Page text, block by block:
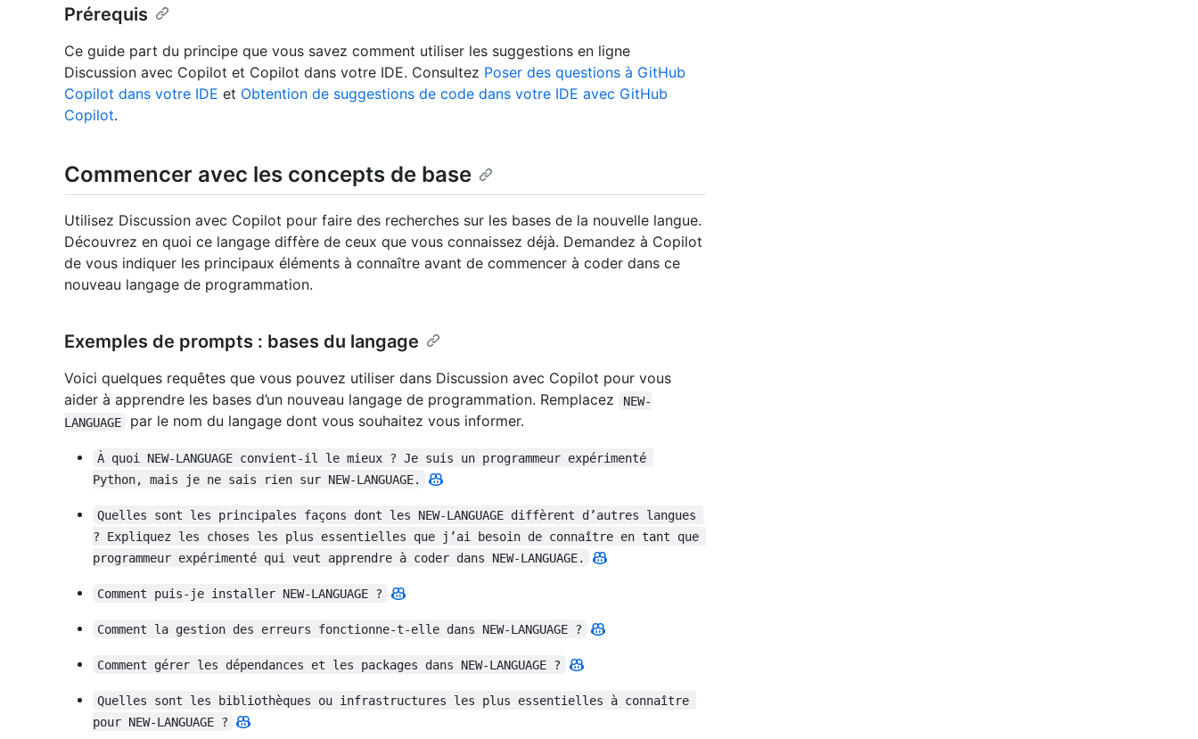
Prérequis
Ce guide part du principe que vous savez comment utiliser les suggestions en ligne
Discussion avec Copilot et Copilot dans votre IDE. Consultez Poser des questions à GitHub
Copilot dans votre IDE et Obtention de suggestions de code dans votre IDE avec GitHub
Copilot.
Commencer avec les concepts de base
Utilisez Discussion avec Copilot pour faire des recherches sur les bases de la nouvelle langue.
Découvrez en quoi ce langage diffère de ceux que vous connaissez déjà. Demandez à Copilot
de vous indiquer les principaux éléments à connaître avant de commencer à coder dans ce
nouveau langage de programmation.
Exemples de prompts : bases du langage
Voici quelques requêtes que vous pouvez utiliser dans Discussion avec Copilot pour vous
aider à apprendre les bases d’un nouveau langage de programmation. Remplacez
NEW-
LANGUAGE
par le nom du langage dont vous souhaitez vous informer.
À quoi NEW-LANGUAGE convient-il le mieux ? Je suis un programmeur expérimenté
Python, mais je ne sais rien sur NEW-LANGUAGE.
Quelles sont les principales façons dont les NEW-LANGUAGE diffèrent d’autres langues
? Expliquez les choses les plus essentielles que j’ai besoin de connaître en tant que
programmeur expérimenté qui veut apprendre à coder dans NEW-LANGUAGE.
Comment puis-je installer NEW-LANGUAGE ?
Comment la gestion des erreurs fonctionne-t-elle dans NEW-LANGUAGE ?
Comment gérer les dépendances et les packages dans NEW-LANGUAGE ?
Quelles sont les bibliothèques ou infrastructures les plus essentielles à connaître
pour NEW-LANGUAGE ?